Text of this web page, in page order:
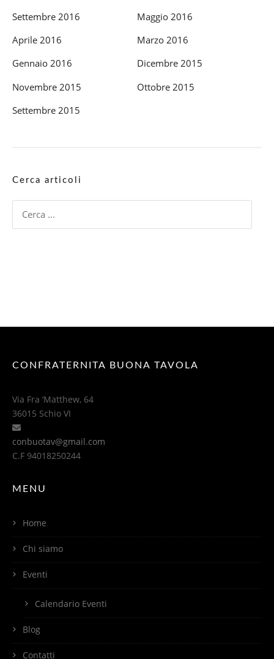
Settembre 2016
Maggio 2016
Aprile 2016
Marzo 2016
Gennaio 2016
Dicembre 2015
Novembre 2015
Ottobre 2015
Settembre 2015
Cerca articoli
per:
CONFRATERNITA BUONA TAVOLA
Via Fra ‘Matthew, 64
36015 Schio VI
conbuotav@gmail.com
C.F 94018250244
MENU
Home
Chi siamo
Eventi
Calendario Eventi
Blog
Contatti